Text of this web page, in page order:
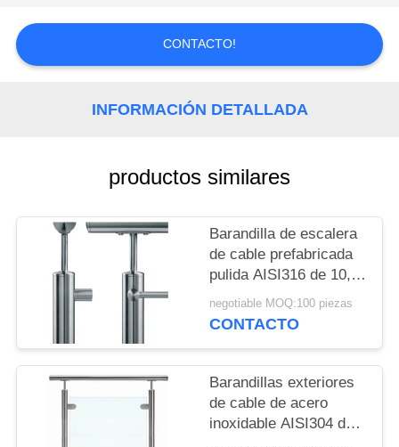
NOTICIAS
MAPA
PRIVACY
POLICY
CONTACTO!
INFORMACIÓN DETALLADA
productos similares
Barandilla de escalera
de cable prefabricada
pulida AISI316 de 10,3
negotiable MOQ:100 piezas
CONTACTO
Barandillas exteriores
de cable de acero
inoxidable AISI304 de